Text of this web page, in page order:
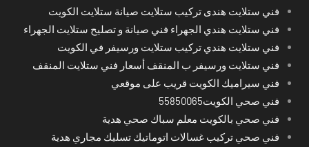
فني ستلايت هندى تركيب ستلايت صيانة ستلايت الكويت
فني ستلايت هندي الجهراء فني صيانة و تصليح ستلايت الجهراء
فني ستلايت هندي تركيب ستلايت ورسيفر في الكويت
فني ستلايت ورسيفر ب المنقف أسعار فني ستلايت المنقف
فني سيراميك الكويت قريب على موقعي
فني صحي الكويت55850065
فني صحي بالكويت معلم سباك صحي هدية
فني صحي تركيب غسالات اتوماتيك تسليك مجاري هدية